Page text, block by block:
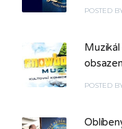
POSTED
POSTED